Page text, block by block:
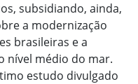
subsidiando, ainda,
a modernização
brasileiras e a
nível médio do mar.
estudo divulgado